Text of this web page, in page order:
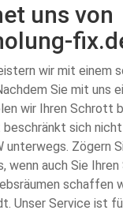
uns von
wir mit einem
Sie mit uns
wir Ihren Schrott
sich
unterwegs. Zögern
wenn auch Sie
schaffen
Unser Service ist